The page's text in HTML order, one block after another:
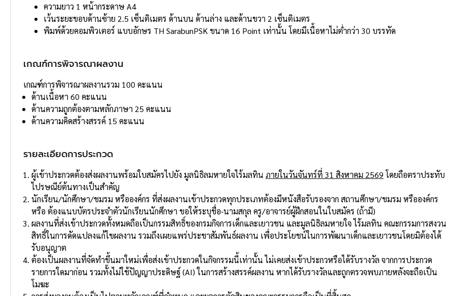
ความยาว 1 หน้ากระดาษ A4
เว้นระยะขอบด้านซ้าย 2.5 เซ็นติเมตร ด้านบน ด้านล่าง และด้านขวา 2 เซ็นติเมตร
พิมพ์ด้วยคอมพิวเตอร์ แบบอักษร TH SarabunPSK ขนาด 16 Point เท่านั้น โดยมีเนื้อหาไม่ต่ํากว่า 30 บรรทัด
เกณฑ์การพิจารณาผลงาน
เกณฑ์การพิจารณาผลงานรวม 100 คะแนน
ด้านเนื้อหา 60 คะแนน
ด้านความถูกต้องตามหลักภาษา 25 คะแนน
ด้านความคิดสร้างสรรค์ 15 คะแนน
รายละเอียดการประกวด
ผู้เข้าประกวดต้องส่งผลงานพร้อมใบสมัครไปยัง มูลนิธิลมหายใจไร้มลทิน ภายในวันจันทร์ที่ 31 สิงหาคม 2569โดยถือตราประทับ
ไปรษณีย์ต้นทางเป็นสําคัญ
นักเรียน/นักศึกษา/ชมรม หรือองค์กร ที่ส่งผลงานเข้าประกวดทุกประเภทต้องมีหนังสือรับรองจาก สถานศึกษา/ชมรม หรือองค์กร
หรือ ต้องแนบบัตรประจําตัวนักเรียนนักศึกษา ขอให้ระบุชื่อ-นามสกุล ครู/อาจารย์ผู้ฝึกสอนในใบสมัคร (ถ้ามี)
ผลงานที่ส่งเข้าประกวดทั้งหมดถือเป็นกรรมสิทธิ์ของกรมกิจการเด็กและเยาวชน และมูลนิธิลมหายใจ ไร้มลทิน คณะกรรมการสงวน
สิทธิ์ในการดัดแปลงแก้ไขผลงาน รวมถึงเผยแพร่ประชาสัมพันธ์ผลงาน เพื่อประโยชน์ในการพัฒนาเด็กและเยาวชนโดยมิต้องได้
รับอนุญาต
ต้องเป็นผลงานที่จัดทําขึ้นมาใหม่เพื่อส่งเข้าประกวดในกิจกรรมนี้เท่านั้น ไม่เคยส่งเข้าประกวหรือได้รับรางวัล จากการประกวด
รายการใดมาก่อน รวมทั้งไม่ใช้ปัญญาประดิษฐ์ (AI) ในการสร้างสรรค์ผลงาน หากได้รับรางวัลและถูกตรวจพบภายหลังจะถือเป็น
โมฆะ